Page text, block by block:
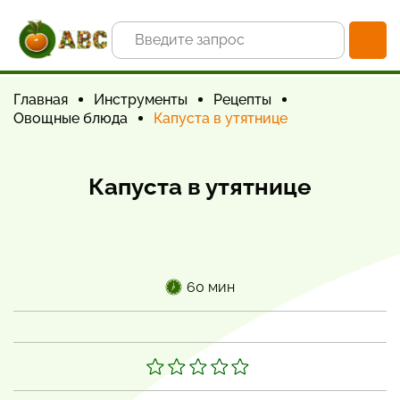
Главная Инструменты
Рецепты
Овощные блюда
Капуста в утятнице
Капуста в утятнице
60 мин